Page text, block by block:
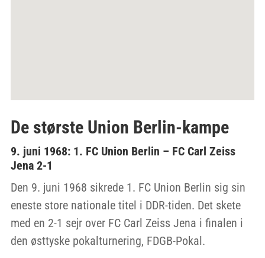
De største Union Berlin-kampe
9. juni 1968: 1. FC Union Berlin – FC Carl Zeiss
Jena 2-1
Den 9. juni 1968 sikrede 1. FC Union Berlin sig sin
eneste store nationale titel i DDR-tiden. Det skete
med en 2-1 sejr over FC Carl Zeiss Jena i finalen i
den østtyske pokalturnering, FDGB-Pokal.